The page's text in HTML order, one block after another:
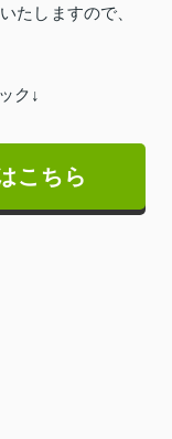
たしますので、
ク↓
こちら